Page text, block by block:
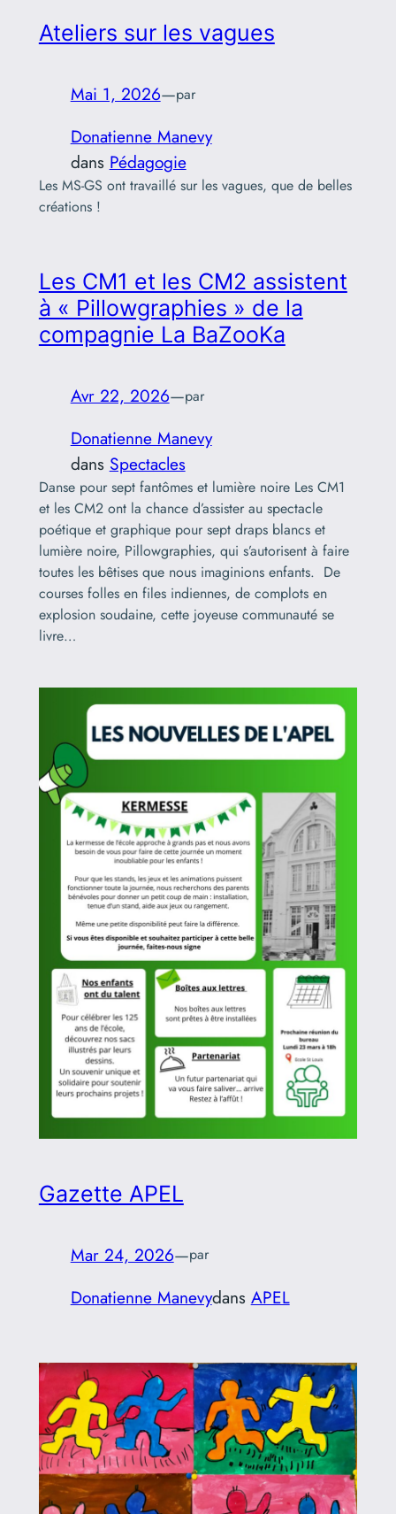
Ateliers sur les vagues
Mai 1, 2026—par
Donatienne Manevy
dans Pédagogie
Les MS-GS ont travaillé sur les vagues, que de belles
créations !
Les CM1 et les CM2 assistent
à « Pillowgraphies » de la
compagnie La BaZooKa
Avr 22, 2026—par
Donatienne Manevy
dans Spectacles
Danse pour sept fantômes et lumière noire Les CM1
et les CM2 ont la chance d’assister au spectacle
poétique et graphique pour sept draps blancs et
lumière noire, Pillowgraphies, qui s’autorisent à faire
toutes les bêtises que nous imaginions enfants. De
courses folles en files indiennes, de complots en
explosion soudaine, cette joyeuse communauté se
livre…
Gazette APEL
Mar 24, 2026—par
Donatienne Manevydans APEL